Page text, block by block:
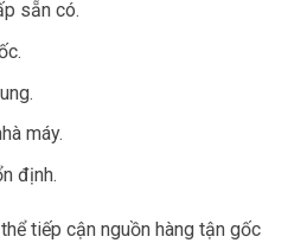
sẵn có.
máy.
định.
tiếp cận nguồn hàng tận gốc